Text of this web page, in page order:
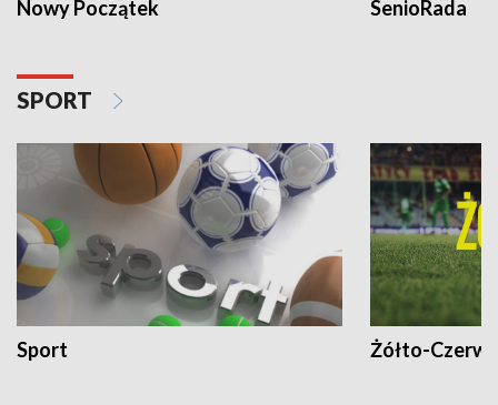
Nowy Początek SenioRada
SPORT
Sport Żółto-